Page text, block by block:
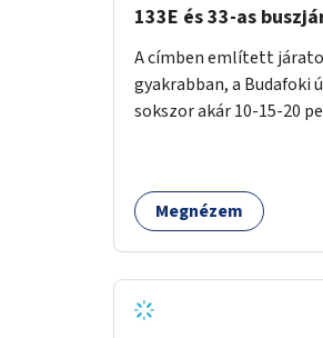
133E és 33-as
A címben említett
gyakrabban, a Budafoki
sokszor akár 10-15-20
Megnézem